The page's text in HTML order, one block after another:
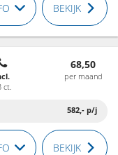
BEKIJK
ct.
68,50
per maand
582,- p/j
BEKIJK